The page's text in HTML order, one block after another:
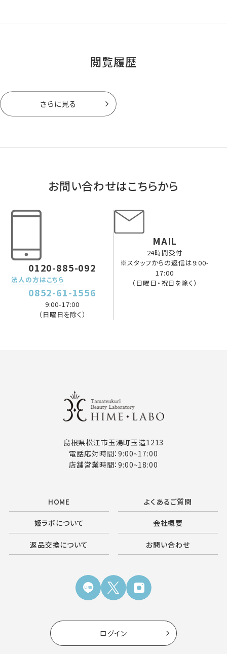
閲覧履歴
さらに見る
お問い合わせはこちらから
0120-885-092
法人の方はこちら
0852-61-1556
9:00-17:00
（日曜日を除く）
MAIL
24時間受付
※スタッフからの返信は9:00-
17:00
（日曜日・祝日を除く）
島根県松江市玉湯町玉造1213
電話応対時間：9:00~17:00
店舗営業時間：9:00~18:00
HOME よくあるご質問
姫ラボについて 会社概要
返品交換について お問い合わせ
ログイン